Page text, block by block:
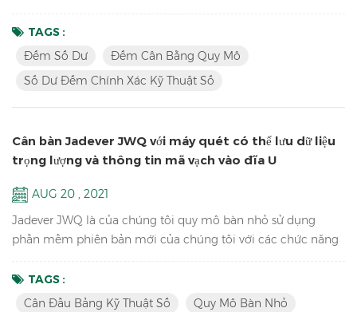
tháp, lý tưởng cho đóng gói. phím Tính năng: độ phân giải
nội bộ cao 1 / 600.000 cân thiết bị phòng thí nghiệm điện tử
hoặc ở chế độ kép để tránh mất ổn định nguồn điện có sẵn
h...
TAGS :
Đếm Số Dư
Đếm Cân Bằng Quy Mô
Số Dư Đếm Chính Xác Kỹ Thuật Số
Cân bàn Jadever JWQ với máy quét có thể lưu dữ liệu
trọng lượng và thông tin mã vạch vào đĩa U
AUG 20 , 2021
Jadever JWQ là của chúng tôi quy mô bàn nhỏ sử dụng
phần mềm phiên bản mới của chúng tôi với các chức năng
có thể lưu dữ liệu trọng lượng và thông tin mã vạch trong
đĩa chữ U với máy quét. Đặc trưng: Đếm mẫu Cân đầu bảng
TAGS :
Cân Đầu Bảng Kỹ Thuật Số
Quy Mô Bàn Nhỏ